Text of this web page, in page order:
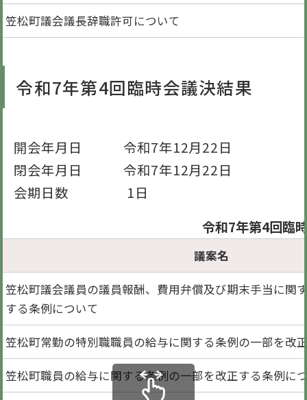
笠松町議会議長辞職許可について
令和7年第4回臨時会議決結果
開会年月日 令和7年12月22日
閉会年月日 令和7年12月22日
会期日数 1日
令和7年第4回臨
議案名
笠松町議会議員の議員報酬、費用弁償及び期末手当に関
する条例について
笠松町常勤の特別職職員の給与に関する条例の一部を改
笠松町職員の給与に関する条例の一部を改正する条例に